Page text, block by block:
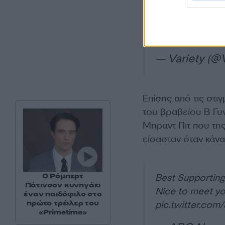
Best
— Variety
Επίσης από τις
του βραβείου Β
Μπραντ Πιτ που
είσασταν όταν
Best
Nice to meet
Ο Ρόμπερτ
Πάτινσον κυνηγάει
έναν παιδόφιλο στο
πρώτο τρέιλερ του
«Primetime»